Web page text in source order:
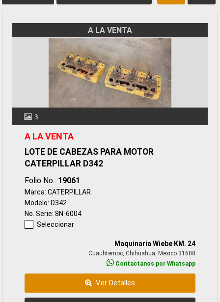
A LA VENTA
3
A LA VENTA
LOTE DE CABEZAS PARA MOTOR
CATERPILLAR D342
Folio No.: 19061
Marca: CATERPILLAR
Modelo: D342
No. Serie: 8N-6004
Seleccionar
Maquinaria Wiebe KM. 24
Cuauhtemoc, Chihuahua, Mexico 31608
Contactanos por Whatsapp
Ver Detalles